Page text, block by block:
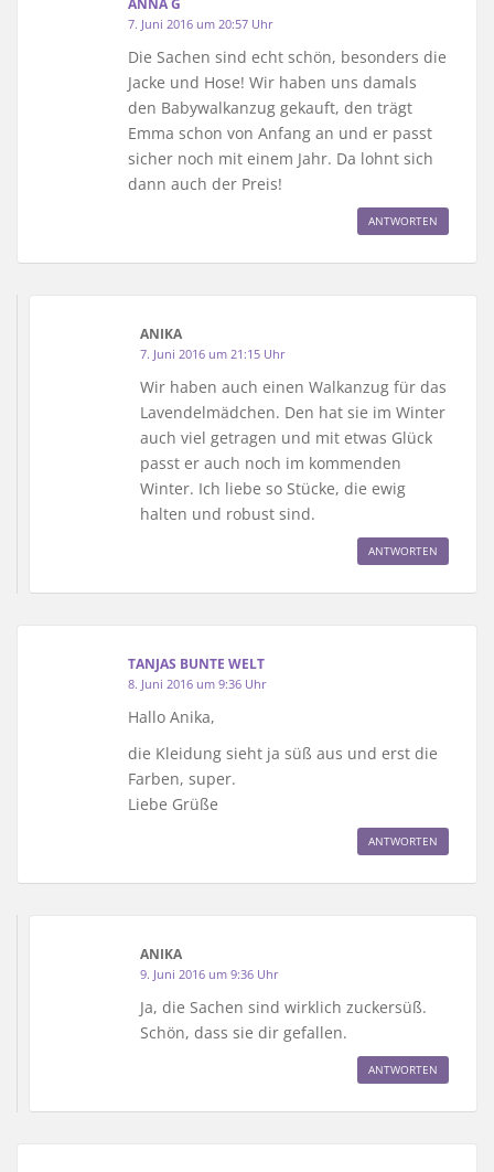
ANNA G
7. Juni 2016 um 20:57 Uhr
Die Sachen sind echt schön, besonders die
Jacke und Hose! Wir haben uns damals
den Babywalkanzug gekauft, den trägt
Emma schon von Anfang an und er passt
sicher noch mit einem Jahr. Da lohnt sich
dann auch der Preis!
ANTWORTEN
ANIKA
7. Juni 2016 um 21:15 Uhr
Wir haben auch einen Walkanzug für das
Lavendelmädchen. Den hat sie im Winter
auch viel getragen und mit etwas Glück
passt er auch noch im kommenden
Winter. Ich liebe so Stücke, die ewig
halten und robust sind.
ANTWORTEN
TANJAS BUNTE WELT
8. Juni 2016 um 9:36 Uhr
Hallo Anika,
die Kleidung sieht ja süß aus und erst die
Farben, super.
Liebe Grüße
ANTWORTEN
ANIKA
9. Juni 2016 um 9:36 Uhr
Ja, die Sachen sind wirklich zuckersüß.
Schön, dass sie dir gefallen.
ANTWORTEN